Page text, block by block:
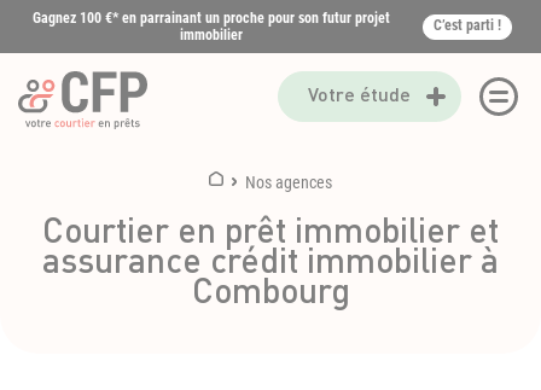
Gagnez 100 €* en parrainant un proche pour son futur projet
immobilier
C’est parti !
Votre étude
Nos agences
Courtier en prêt immobilier et
assurance crédit immobilier à
Combourg